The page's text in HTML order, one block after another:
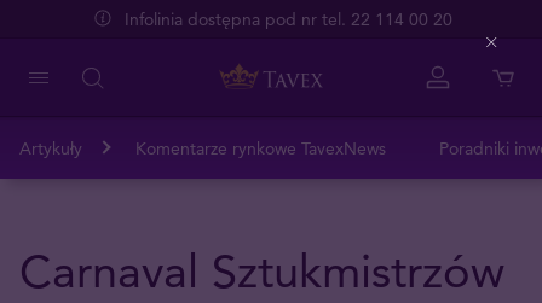
Infolinia dostępna pod nr tel. 22 114 00 20
Artykuły Komentarze rynkowe TavexNews Poradniki
Carnaval Sztukmistrzów
Close